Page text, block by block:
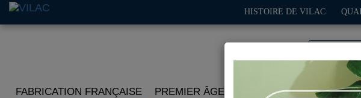
HISTOIRE DE VILAC
FABRICATION FRANÇAISE PREMIER ÂGE IMITATION PLEIN AIR